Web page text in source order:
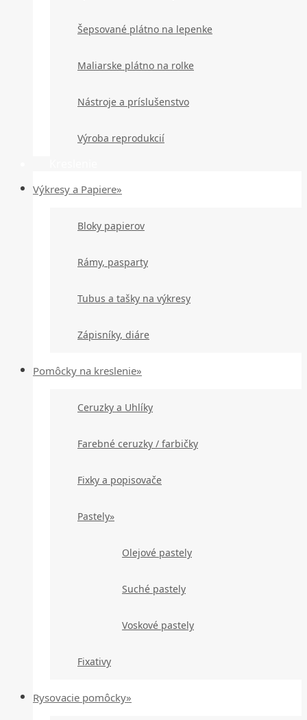
Šepsované plátno na lepenke
Maliarske plátno na rolke
Nástroje a príslušenstvo
Výroba reprodukcií
Výkresy a Papiere»
Bloky papierov
Rámy, pasparty
Tubus a tašky na výkresy
Zápisníky, diáre
Pomôcky na kreslenie»
Ceruzky a Uhlíky
Farebné ceruzky / farbičky
Fixky a popisovače
Pastely»
Olejové pastely
Suché pastely
Voskové pastely
Fixativy
Rysovacie pomôcky»